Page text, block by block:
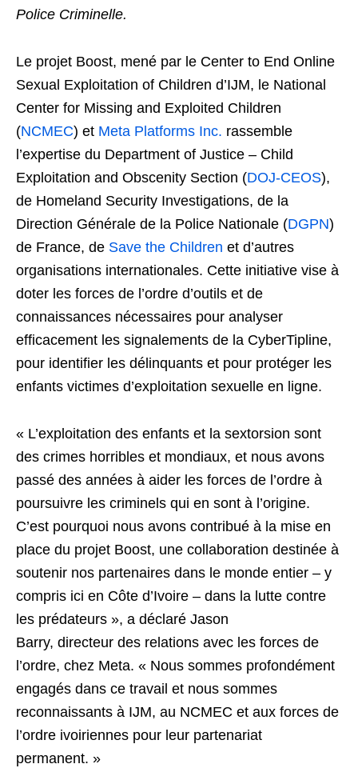
Police Criminelle.
Le projet Boost, mené par le Center to End Online
Sexual Exploitation of Children d’IJM, le National
Center for Missing and Exploited Children
(NCMEC) et Meta Platforms Inc. rassemble
l’expertise du Department of Justice – Child
Exploitation and Obscenity Section (DOJ-CEOS),
de Homeland Security Investigations, de la
Direction Générale de la Police Nationale (DGPN)
de France, de Save the Children et d’autres
organisations internationales. Cette initiative vise à
doter les forces de l’ordre d’outils et de
connaissances nécessaires pour analyser
efficacement les signalements de la CyberTipline,
pour identifier les délinquants et pour protéger les
enfants victimes d’exploitation sexuelle en ligne.
« L’exploitation des enfants et la sextorsion sont
des crimes horribles et mondiaux, et nous avons
passé des années à aider les forces de l’ordre à
poursuivre les criminels qui en sont à l’origine.
C’est pourquoi nous avons contribué à la mise en
place du projet Boost, une collaboration destinée à
soutenir nos partenaires dans le monde entier – y
compris ici en Côte d’Ivoire – dans la lutte contre
les prédateurs », a déclaré Jason
Barry, directeur des relations avec les forces de
l’ordre, chez Meta. « Nous sommes profondément
engagés dans ce travail et nous sommes
reconnaissants à IJM, au NCMEC et aux forces de
l’ordre ivoiriennes pour leur partenariat
permanent. »